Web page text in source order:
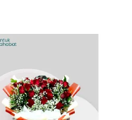
Rp999.000.
Rp875.000.